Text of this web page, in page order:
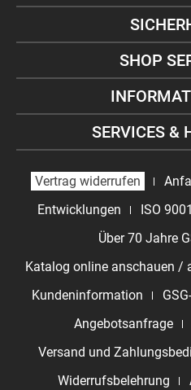
SHOP
SERVICES &
Vertrag widerrufen
Entwicklungen
ISO 9001
Über 70 Jahre
Katalog online anschauen /
Kundeninformation
Angebotsanfrage
Versand und
Widerrufsbelehrung